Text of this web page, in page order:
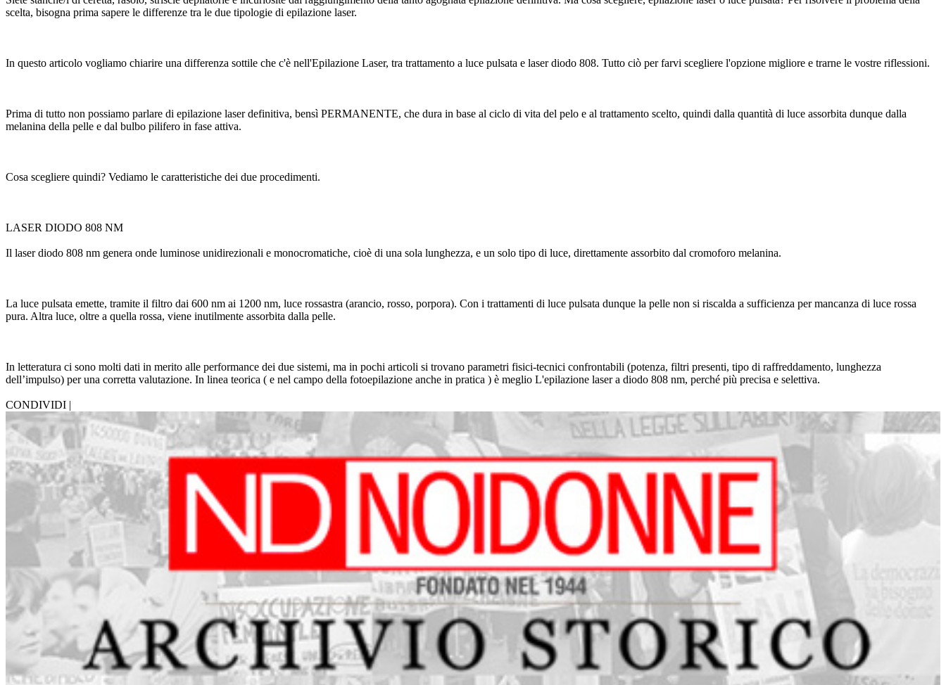
scelta, bisogna prima sapere le differenze tra le due tipologie di epilazione laser.
In questo articolo vogliamo chiarire una differenza sottile che c'è nell'Epilazione Laser, tra trattamento a luce pulsata e laser diodo 808. Tutto ciò per farvi scegliere l'opzione migliore e trarne le vostre riflessioni.
Prima di tutto non possiamo parlare di epilazione laser definitiva, bensì PERMANENTE, che dura in base al ciclo di vita del pelo e al trattamento scelto, quindi dalla quantità di luce assorbita dunque dalla
melanina della pelle e dal bulbo pilifero in fase attiva.
Cosa scegliere quindi? Vediamo le caratteristiche dei due procedimenti.
LASER DIODO 808 NM
Il laser diodo 808 nm genera onde luminose unidirezionali e monocromatiche, cioè di una sola lunghezza, e un solo tipo di luce, direttamente assorbito dal cromoforo melanina.
La luce pulsata emette, tramite il filtro dai 600 nm ai 1200 nm, luce rossastra (arancio, rosso, porpora). Con i trattamenti di luce pulsata dunque la pelle non si riscalda a sufficienza per mancanza di luce rossa
pura. Altra luce, oltre a quella rossa, viene inutilmente assorbita dalla pelle.
In letteratura ci sono molti dati in merito alle performance dei due sistemi, ma in pochi articoli si trovano parametri fisici-tecnici confrontabili (potenza, filtri presenti, tipo di raffreddamento, lunghezza
dell’impulso) per una corretta valutazione. In linea teorica ( e nel campo della fotoepilazione anche in pratica ) è meglio L'epilazione laser a diodo 808 nm, perché più precisa e selettiva.
CONDIVIDI |